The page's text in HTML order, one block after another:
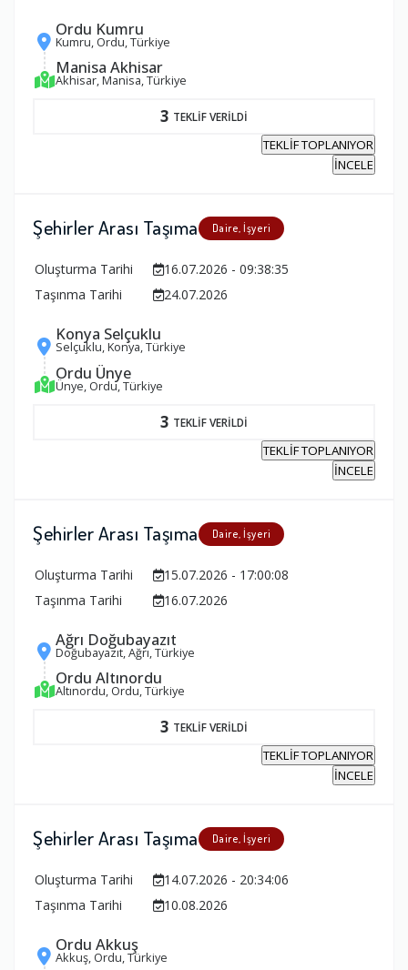
Ordu Kumru
Kumru, Ordu, Türkiye
Manisa Akhisar
Akhisar, Manisa, Türkiye
3 TEKLİF VERİLDİ
TEKLİF TOPLANIYOR
İNCELE
Şehirler Arası Taşıma Daire, İşyeri
Oluşturma Tarihi
16.07.2026 - 09:38:35
Taşınma Tarihi
24.07.2026
Konya Selçuklu
Selçuklu, Konya, Türkiye
Ordu Ünye
Ünye, Ordu, Türkiye
3 TEKLİF VERİLDİ
TEKLİF TOPLANIYOR
İNCELE
Şehirler Arası Taşıma Daire, İşyeri
Oluşturma Tarihi
15.07.2026 - 17:00:08
Taşınma Tarihi
16.07.2026
Ağrı Doğubayazıt
Doğubayazıt, Ağrı, Türkiye
Ordu Altınordu
Altınordu, Ordu, Türkiye
3 TEKLİF VERİLDİ
TEKLİF TOPLANIYOR
İNCELE
Şehirler Arası Taşıma Daire, İşyeri
Oluşturma Tarihi
14.07.2026 - 20:34:06
Taşınma Tarihi
10.08.2026
Ordu Akkuş
Akkuş, Ordu, Türkiye